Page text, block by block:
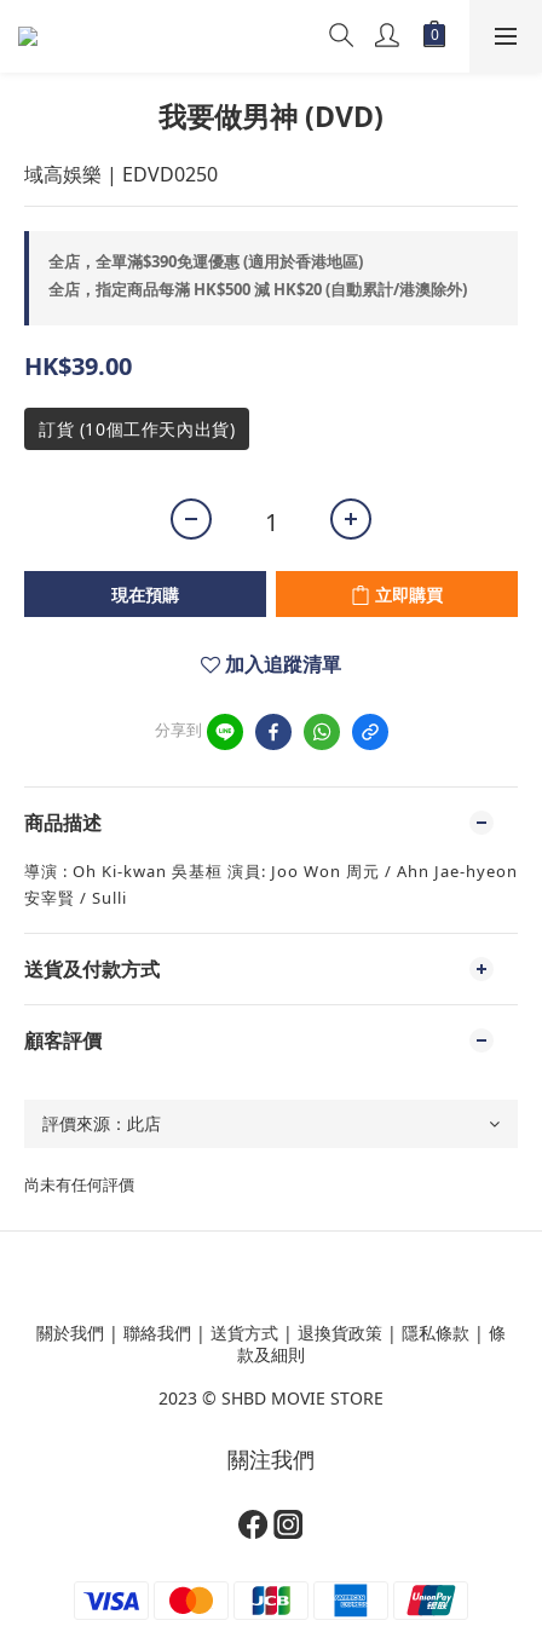
我要做男神 (DVD)
域高娛樂 | EDVD0250
全店，全單滿$390免運優惠 (適用於香港地區)
全店，指定商品每滿 HK$500 減 HK$20 (自動累計/港澳除外)
HK$39.00
訂貨 (10個工作天內出貨)
現在預購 立即購買
加入追蹤清單
分享到
商品描述
導演 : Oh Ki-kwan 吳基桓 演員: Joo Won 周元 / Ahn Jae-hyeon
安宰賢 / Sulli
送貨及付款方式
顧客評價
尚未有任何評價
關於我們 | 聯絡我們 | 送貨方式 | 退換貨政策 | 隱私條款 | 條
款及細則
2023 © SHBD MOVIE STORE
關注我們